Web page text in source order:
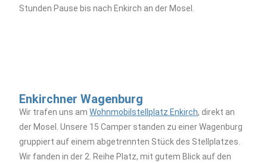
Stunden Pause bis nach Enkirch an der Mosel.
Enkirchner Wagenburg
Wir trafen uns amWohnmobilstellplatz Enkirch, direkt an
der Mosel. Unsere 15 Camper standen zu einer Wagenburg
gruppiert auf einem abgetrennten Stück des Stellplatzes.
Wir fanden in der 2. Reihe Platz, mit gutem Blick auf den